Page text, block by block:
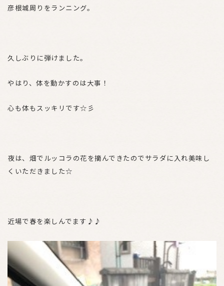
彦根城周りをランニング。
久しぶりに弾けました。
やはり、体を動かすのは大事！
心も体もスッキリです☆彡
夜は、畑でルッコラの花を摘んできたのでサラダに入れ美味し
くいただきました☆
近場で春を楽しんでます♪♪